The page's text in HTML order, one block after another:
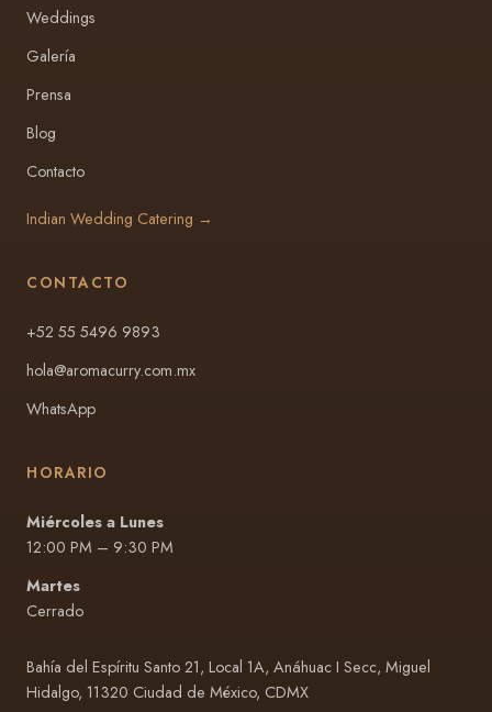
Weddings
Galería
Prensa
Blog
Contacto
Indian Wedding Catering →
CONTACTO
+52 55 5496 9893
hola@aromacurry.com.mx
WhatsApp
HORARIO
Miércoles a Lunes
12:00 PM – 9:30 PM
Martes
Cerrado
Bahía del Espíritu Santo 21, Local 1A, Anáhuac I Secc, Miguel
Hidalgo, 11320 Ciudad de México, CDMX